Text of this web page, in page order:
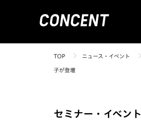
TOP ニュース・イベント
子が登壇
セミナー・イベント